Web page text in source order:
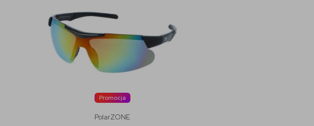
Promocja
PolarZONE